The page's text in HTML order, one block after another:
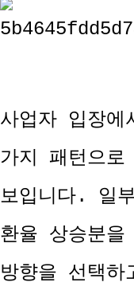
사업자 입장
가지 패턴으로
보입니다. 일
환율 상승분을
방향을 선택